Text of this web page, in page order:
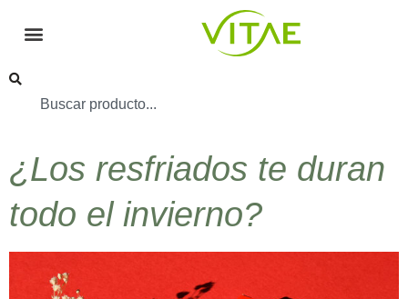
¿Los resfriados te duran
todo el invierno?